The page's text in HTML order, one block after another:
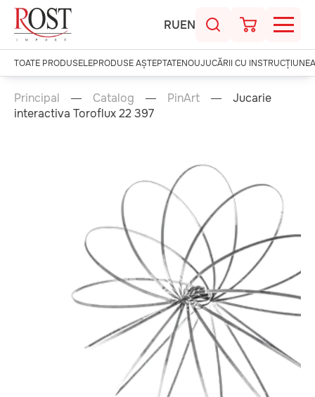
RUEN
TOATE PRODUSELEPRODUSE AȘTEPTATENOUJUCĂRII CU
Principal Catalog PinArt
Jucarie
interactiva Toroflux 22 397